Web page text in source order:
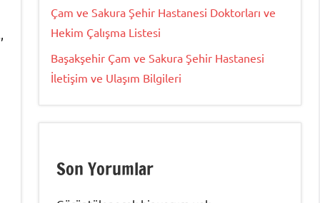
Çam ve Sakura Şehir Hastanesi Doktorları ve
Hekim Çalışma Listesi
Başakşehir Çam ve Sakura Şehir Hastanesi
İletişim ve Ulaşım Bilgileri
Son Yorumlar